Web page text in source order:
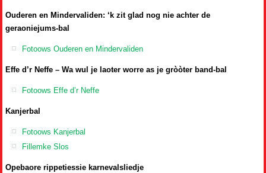
Ouderen en Mindervaliden: ‘k zit glad nog nie achter de
geraoniejums-bal
Fotoows Ouderen en Mindervaliden
Effe d’r Neffe – Wa wul je laoter worre as je gròòter band-bal
Fotoows Effe d’r Neffe
Kanjerbal
Fotoows Kanjerbal
Fillemke Slos
Opebaore rippetiessie karnevalsliedje